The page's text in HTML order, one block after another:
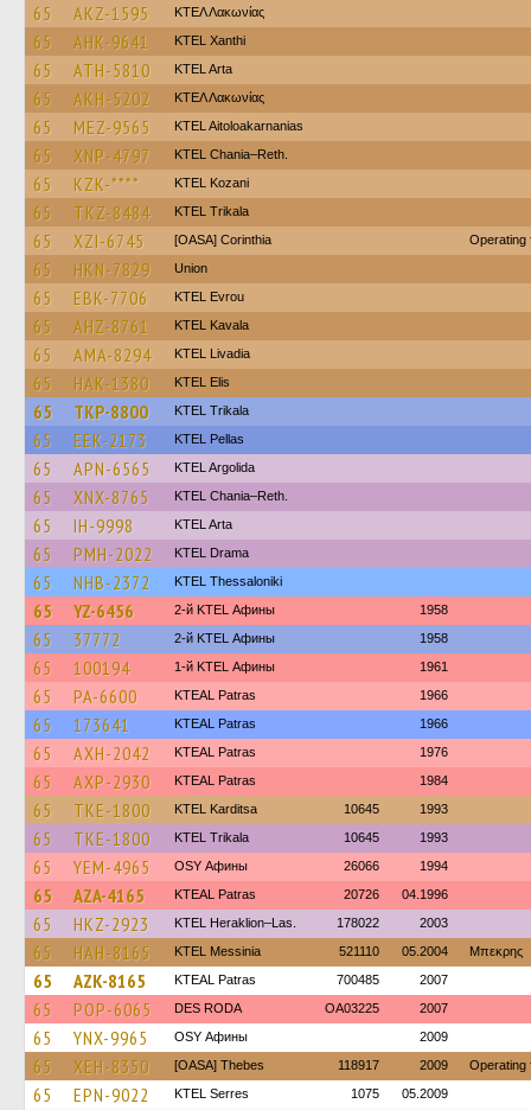
65 AKZ-1595 ΚΤΕΛ Λακωνίας
65 AHK-9641 KTEL Xanthi
65 ATH-5810 KTEL Arta
65 AKH-5202 ΚΤΕΛ Λακωνίας
65 MEZ-9565 KTEL Aitoloakarnanias
65 XNP-4797 KTEL Chania–Reth.
65 KZK-**** ΚΤΕL Kozani
65 TKZ-8484 ΚΤΕL Τrikala
65 XZI-6745 [OASA] Corinthia
65 HKN-7829 Union
65 EBK-7706 KTEL Evrou
65 AHZ-8761 KTEL Kavala
65 AMA-8294 KTEL Livadia
65 HAK-1380 KTEL Elis
65 TKP-8800 ΚΤΕL Τrikala
65 EEK-2173 KTEL Pellas
65 APN-6565 KTEL Argolida
65 XNX-8765 KTEL Chania–Reth.
65 IH-9998 KTEL Arta
65 PMH-2022 KTEL Drama
65 NHB-2372 KTEL Thessaloniki
65 YZ-6456 2-й KTEL Афины 1958
65 37772 2-й KTEL Афины 1958
65 100194 1-й KTEL Афины 1961
65 PA-6600 KTEAL Patras 1966
65 173641 KTEAL Patras 1966
65 AXH-2042 KTEAL Patras 1976
65 AXP-2930 KTEAL Patras 1984
65 TKE-1800 ΚΤΕL Karditsa 10645 1993
65 TKE-1800 ΚΤΕL Τrikala 10645 1993
65 YEM-4965 OSY Афины 26066 1994
65 AZA-4165 KTEAL Patras 20726 04.1996
65 HKZ-2923 KTEL Heraklion–Las. 178022 2003
65 HAH-8165 KTEL Messinia 521110 05.2004 Μπεκρης
65 AZK-8165 KTEAL Patras 700485 2007
65 POP-6065 DES RODA OA03225 2007
65 YNX-9965 OSY Афины 2009
65 XEH-8350 [OASA] Thebes 118917 2009
65 EPN-9022 KTEL Serres 1075 05.2009